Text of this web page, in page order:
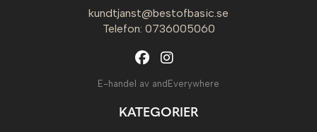
kundtjanst@bestofbasic.se
Telefon: 0736005060
E-handel av andEverywhere
KATEGORIER